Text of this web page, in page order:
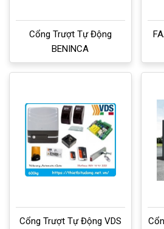
Cổng Trượt Tự Động
BENINCA
Cổng Trượt Tự Động VDS